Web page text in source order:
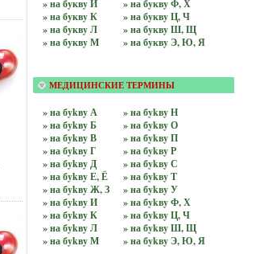
» на бyквy И
» на бyквy К
» на бyквy Л
» на бyквy М
» на бyквy Ф, Х
» на бyквy Ц, Ч
» на бyквy Ш, Щ
» на бyквy Э, Ю, Я
МЕДИЦИНСКИЕ ТЕРМИНЫ
» на бykвy А
» на бykвy Б
» на бykвy В
» на бykвy Г
» на бykвy Д
» на бykвy Е, Ё
» на бykвy Ж, З
» на бykвy И
» на бykвy К
» на бykвy Л
» на бykвy М
» на бykвy Н
» на бykвy О
» на бykвy П
» на бykвy Р
» на бykвy С
» на бykвy Т
» на бykвy У
» на бykвy Ф, Х
» на бykвy Ц, Ч
» на бykвy Ш, Щ
» на бykвy Э, Ю, Я